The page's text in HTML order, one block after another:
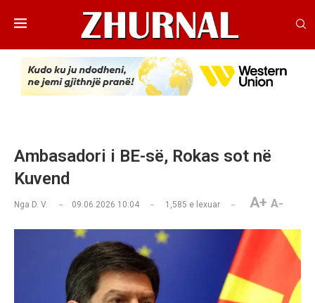
Ambasadori i BE-së, Rokas sot në
Kuvend
Nga D. V. 09.06.2026 10:04 1,585 e lexuar A+ A-